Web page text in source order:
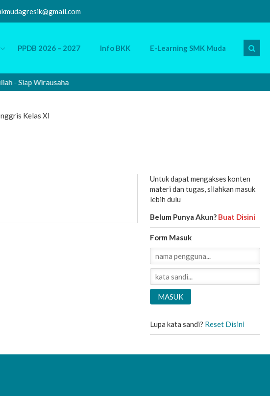
PPDB 2026 – 2027 Info BKK E-Learning SMK Muda
- Siap Wirausaha
Kelas XI
Untuk dapat mengakses konten
materi dan tugas, silahkan masuk
lebih dulu
Belum Punya Akun? Buat Disini
Form Masuk
Lupa kata sandi? Reset Disini